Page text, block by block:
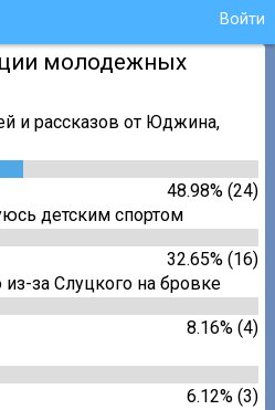
Войти
молодежных
и рассказов от Юджина,
48.98% (24)
детским спортом
32.65% (16)
из-за Слуцкого на бровке
8.16% (4)
6.12% (3)